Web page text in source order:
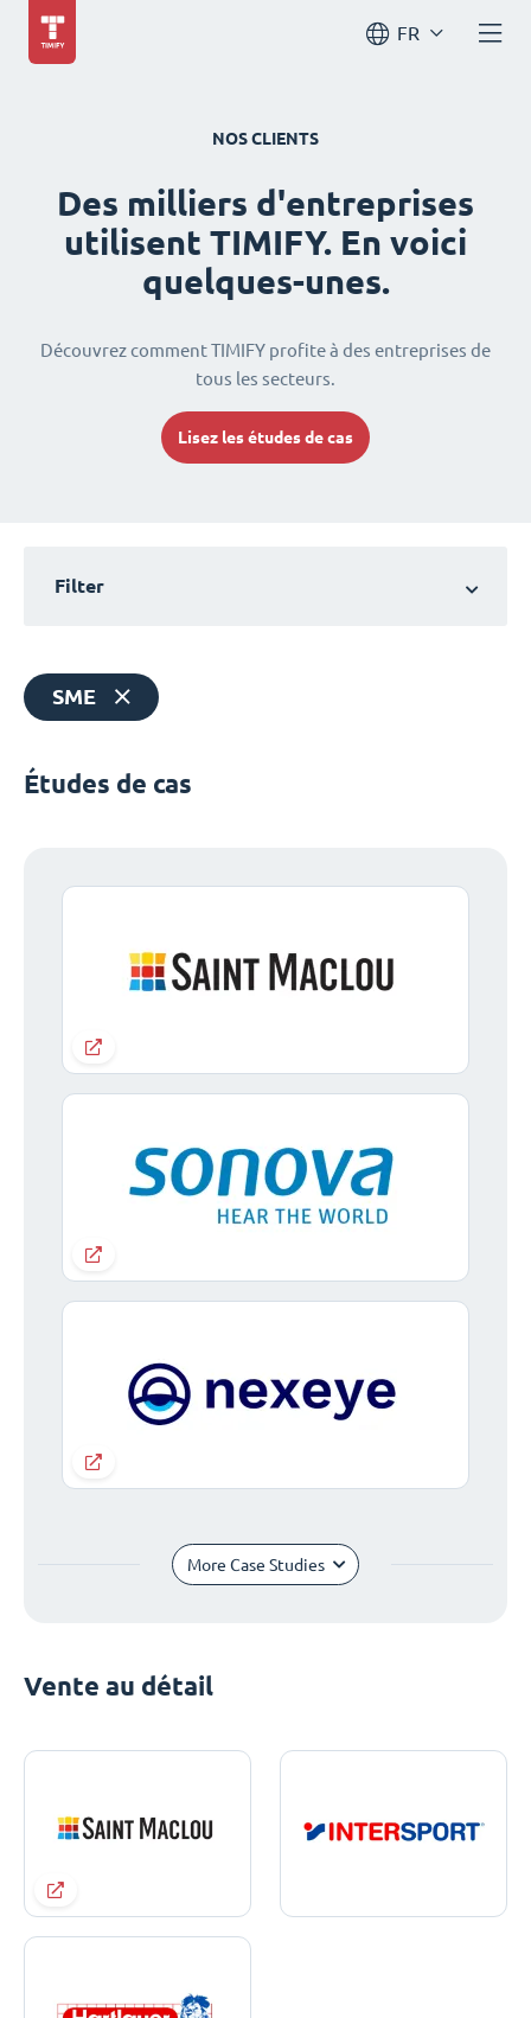
FR
NOS CLIENTS
Des milliers d'entreprises
utilisent TIMIFY. En voici
quelques-unes.
Découvrez comment TIMIFY profite à des entreprises de
tous les secteurs.
Lisez les études de cas
Filter
SME
Études de cas
More Case Studies
Vente au détail